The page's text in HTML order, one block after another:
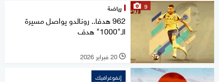
9 رياضة
962 هدفا.. رونالدو يواصل مسيرة
الـ"1000" هدف
l 20 فبراير 2026
إنفوغرافيك